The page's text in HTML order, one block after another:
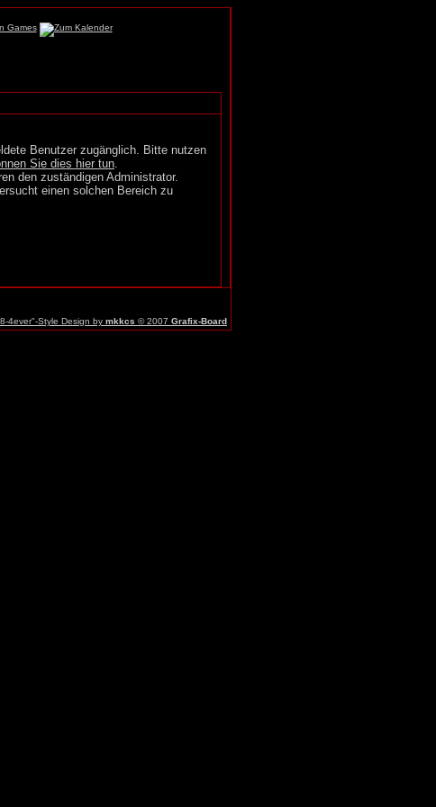
Benutzer zugänglich. Bitte nutzen
Sie dies hier tun.
den zuständigen Administrator.
einen solchen Bereich zu
4ever"-Style Design by mkkcs © 2007 Grafix-Board